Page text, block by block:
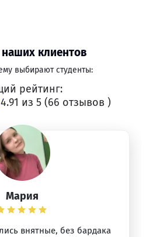
клиентов
выбирают студенты:
рейтинг:
4.91 из 5 (66 отзывов )
Мария
внятные, без бардака